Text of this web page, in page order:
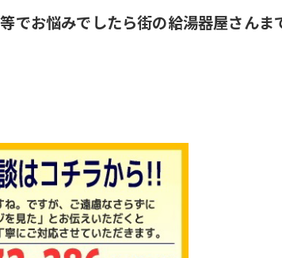
お悩みでしたら街の給湯器屋さんま